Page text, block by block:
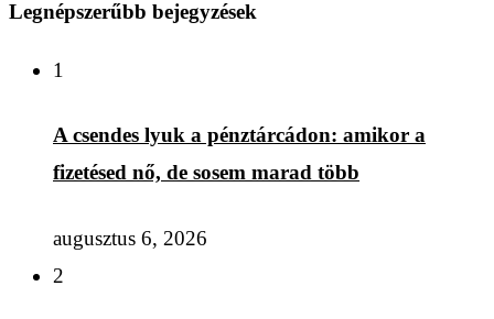
Legnépszerűbb bejegyzések
1
A csendes lyuk a pénztárcádon: amikor a
fizetésed nő, de sosem marad több
augusztus 6, 2026
2